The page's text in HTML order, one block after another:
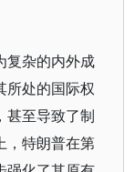
复杂的内外成
所处的国际权
甚至导致了制
，特朗普在第